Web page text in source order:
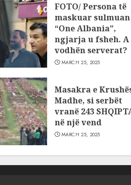
FOTO/ Persona të
maskuar sulmuan
“One Albania”,
ngjarja u fsheh. A
vodhën serverat?
MARCH 25, 2025
Masakra e
Madhe, si serbët
vranë 243
në një vend
MARCH 25, 2025